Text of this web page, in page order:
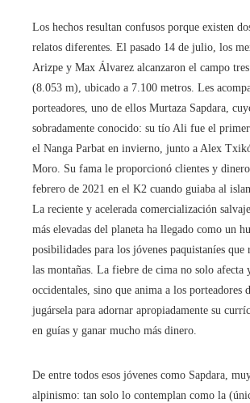
Los hechos resultan confusos porque existen
relatos diferentes. El pasado 14 de julio, los
Arizpe y Max Álvarez alcanzaron el campo
(8.053 m), ubicado a 7.100 metros. Les
porteadores, uno de ellos Murtaza Sapdara,
sobradamente conocido: su tío Ali fue el
el Nanga Parbat en invierno, junto a Alex
Moro. Su fama le proporcionó clientes y
febrero de 2021 en el K2 cuando guiaba al
La reciente y acelerada comercialización
más elevadas del planeta ha llegado como un
posibilidades para los jóvenes paquistaníes que
las montañas. La fiebre de cima no solo afecta
occidentales, sino que anima a los porteadores
jugársela para adornar apropiadamente su
en guías y ganar mucho más dinero.
De entre todos esos jóvenes como Sapdara,
alpinismo: tan solo lo contemplan como la